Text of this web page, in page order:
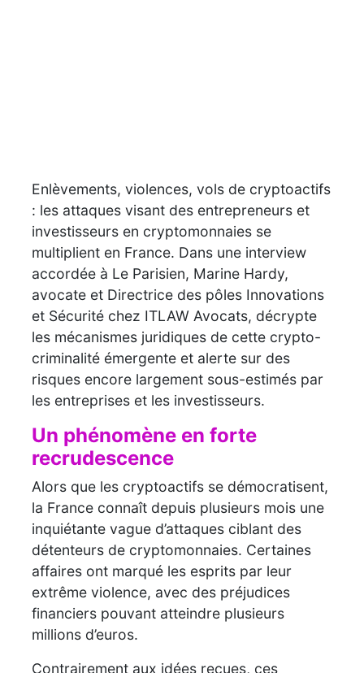
Enlèvements, violences, vols de cryptoactifs
: les attaques visant des entrepreneurs et
investisseurs en cryptomonnaies se
multiplient en France. Dans une interview
accordée à Le Parisien, Marine Hardy,
avocate et Directrice des pôles Innovations
et Sécurité chez ITLAW Avocats, décrypte
les mécanismes juridiques de cette crypto-
criminalité émergente et alerte sur des
risques encore largement sous-estimés par
les entreprises et les investisseurs.
Un phénomène en forte
recrudescence
Alors que les cryptoactifs se démocratisent,
la France connaît depuis plusieurs mois une
inquiétante vague d’attaques ciblant des
détenteurs de cryptomonnaies. Certaines
affaires ont marqué les esprits par leur
extrême violence, avec des préjudices
financiers pouvant atteindre plusieurs
millions d’euros.
Contrairement aux idées reçues, ces